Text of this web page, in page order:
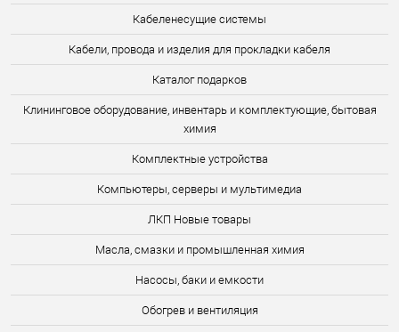
Кабеленесущие системы
Кабели, провода и изделия для прокладки кабеля
Каталог подарков
Клининговое оборудование, инвентарь и комплектующие, бытовая
химия
Комплектные устройства
Компьютеры, серверы и мультимедиа
ЛКП Новые товары
Масла, смазки и промышленная химия
Насосы, баки и емкости
Обогрев и вентиляция